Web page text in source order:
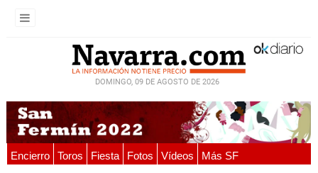
DOMINGO, 09 DE AGOSTO DE 2026
Encierro Toros Fiesta Fotos Vídeos Más SF